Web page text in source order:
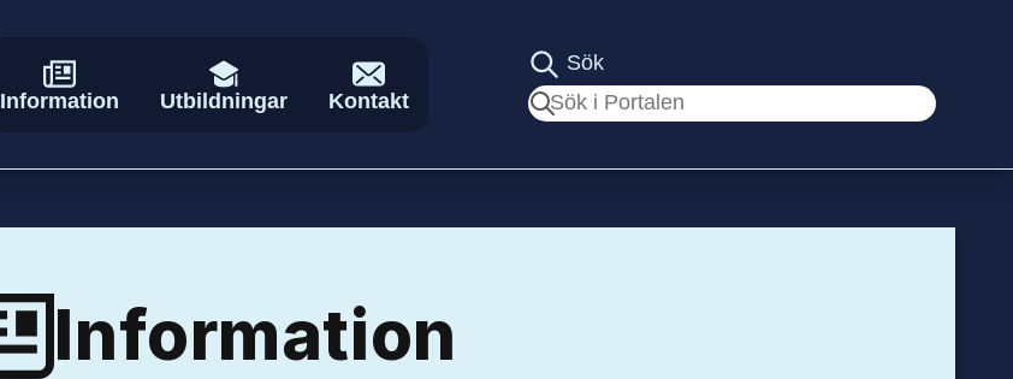
Information Utbildningar Kontakt
Sök
Sök
Information